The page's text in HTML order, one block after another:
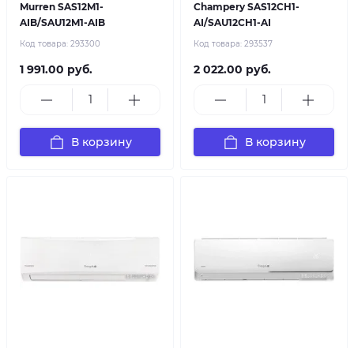
Murren SAS12M1-
AIB/SAU12M1-AIB
Код товара: 293300
1 991.00 руб.
В корзину
Champery SAS12CH1-
AI/SAU12CH1-AI
Код товара: 293537
2 022.00 руб.
В корзину